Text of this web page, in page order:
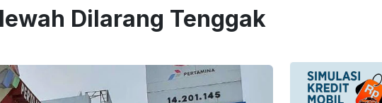
Dilarang Tenggak